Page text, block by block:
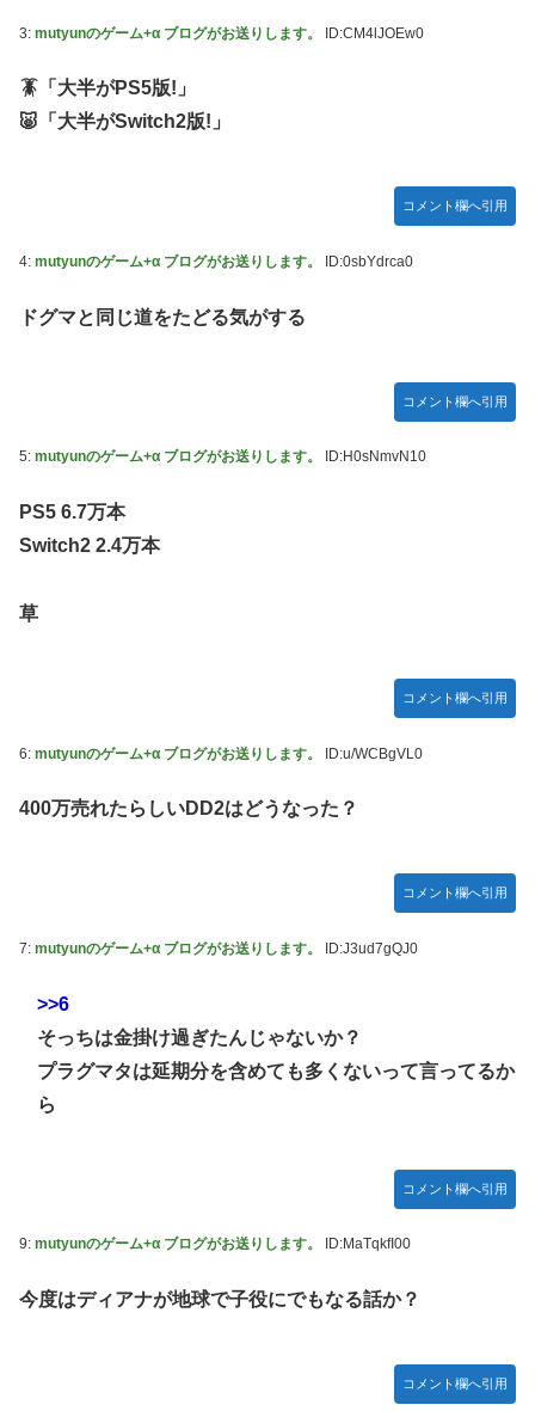
3: mutyunのゲーム+α ブログがお送りします。 ID:CM4lJOEw0
🪳「大半がPS5版!」
🐷「大半がSwitch2版!」
コメント欄へ引用
4: mutyunのゲーム+α ブログがお送りします。 ID:0sbYdrca0
ドグマと同じ道をたどる気がする
コメント欄へ引用
5: mutyunのゲーム+α ブログがお送りします。 ID:H0sNmvN10
PS5 6.7万本
Switch2 2.4万本
草
コメント欄へ引用
6: mutyunのゲーム+α ブログがお送りします。 ID:u/WCBgVL0
400万売れたらしいDD2はどうなった？
コメント欄へ引用
7: mutyunのゲーム+α ブログがお送りします。 ID:J3ud7gQJ0
>>6
そっちは金掛け過ぎたんじゃないか？
プラグマタは延期分を含めても多くないって言ってるか
ら
コメント欄へ引用
9: mutyunのゲーム+α ブログがお送りします。 ID:MaTqkfI00
今度はディアナが地球で子役にでもなる話か？
コメント欄へ引用